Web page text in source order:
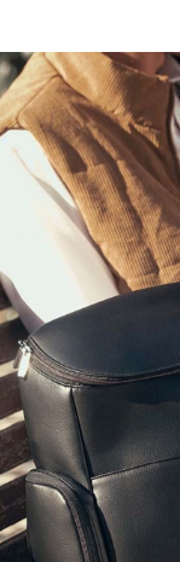
image slideshow